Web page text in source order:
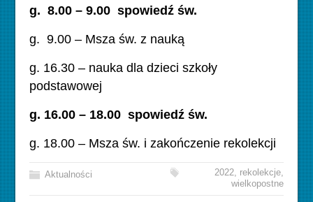
g. 8.00 – 9.00 spowiedź św.
g. 9.00 – Msza św. z nauką
g. 16.30 – nauka dla dzieci szkoły
podstawowej
g. 16.00 – 18.00 spowiedź św.
g. 18.00 – Msza św. i zakończenie rekolekcji
Aktualności 2022, rekolekcje,
wielkopostne